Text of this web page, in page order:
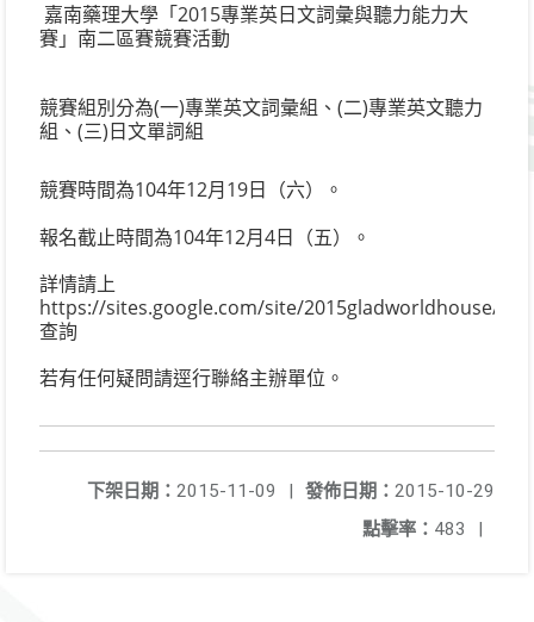
嘉南藥理大學「2015專業英日文詞彙與聽力能力大
賽」南二區賽競賽活動
競賽組別分為(一)專業英文詞彙組、(二)專業英文聽力
組、(三)日文單詞組
競賽時間為104年12月19日（六）。
報名截止時間為104年12月4日（五）。
詳情請上
https://sites.google.com/site/2015gladworldhouse/
查詢
若有任何疑問請逕行聯絡主辦單位。
發佈日期： 2015-10-29
下架日期： 2015-11-09
|
點擊率： 483 |